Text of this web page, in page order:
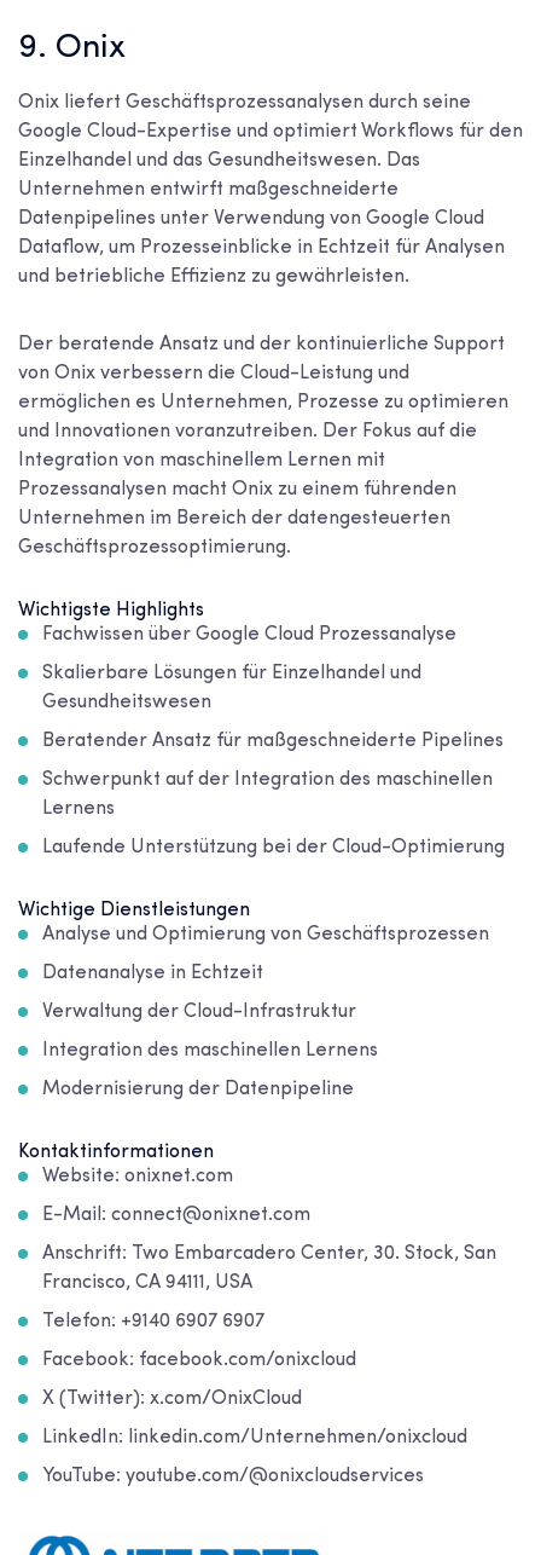
9. Onix
Onix liefert Geschäftsprozessanalysen durch seine
Google Cloud-Expertise und optimiert Workflows für den
Einzelhandel und das Gesundheitswesen. Das
Unternehmen entwirft maßgeschneiderte
Datenpipelines unter Verwendung von Google Cloud
Dataflow, um Prozesseinblicke in Echtzeit für Analysen
und betriebliche Effizienz zu gewährleisten.
Der beratende Ansatz und der kontinuierliche Support
von Onix verbessern die Cloud-Leistung und
ermöglichen es Unternehmen, Prozesse zu optimieren
und Innovationen voranzutreiben. Der Fokus auf die
Integration von maschinellem Lernen mit
Prozessanalysen macht Onix zu einem führenden
Unternehmen im Bereich der datengesteuerten
Geschäftsprozessoptimierung.
Wichtigste Highlights
Fachwissen über Google Cloud Prozessanalyse
Skalierbare Lösungen für Einzelhandel und
Gesundheitswesen
Beratender Ansatz für maßgeschneiderte Pipelines
Schwerpunkt auf der Integration des maschinellen
Lernens
Laufende Unterstützung bei der Cloud-Optimierung
Wichtige Dienstleistungen
Analyse und Optimierung von Geschäftsprozessen
Datenanalyse in Echtzeit
Verwaltung der Cloud-Infrastruktur
Integration des maschinellen Lernens
Modernisierung der Datenpipeline
Kontaktinformationen
Website: onixnet.com
E-Mail: connect@onixnet.com
Anschrift: Two Embarcadero Center, 30. Stock, San
Francisco, CA 94111, USA
Telefon: +9140 6907 6907
Facebook: facebook.com/onixcloud
X (Twitter): x.com/OnixCloud
LinkedIn: linkedin.com/Unternehmen/onixcloud
YouTube: youtube.com/@onixcloudservices